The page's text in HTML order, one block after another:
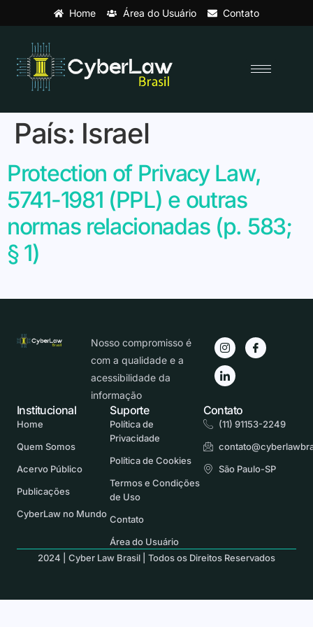
Home Área do Usuário Contato
País: Israel
Protection of Privacy Law,
5741-1981 (PPL) e outras
normas relacionadas (p. 583;
§ 1)
Nosso compromisso é
com a qualidade e a
acessibilidade da
informação
Suporte
Política de
Privacidade
Política de Cookies
Termos e Condições
de Uso
Contato
Área do Usuário
Contato
(11) 91153-2249
São Paulo-SP
Institucional
Home
Quem Somos
Acervo Público
Publicações
CyberLaw no Mundo
2024 | Cyber Law Brasil | Todos os Direitos Reservados